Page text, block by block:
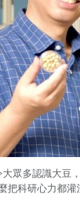
眾多認識大豆
把科研心力都灌